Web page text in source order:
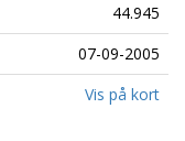
44.945
07-09-2005
Vis på kort